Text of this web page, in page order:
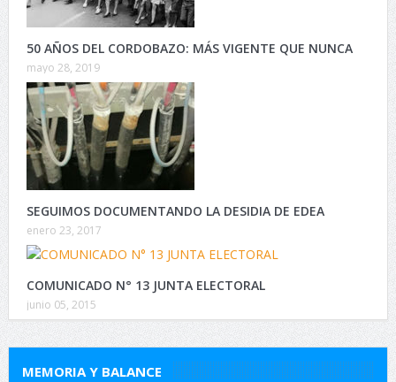
50 AÑOS DEL CORDOBAZO: MÁS VIGENTE QUE NUNCA
mayo 28, 2019
SEGUIMOS DOCUMENTANDO LA DESIDIA DE EDEA
enero 23, 2017
COMUNICADO N° 13 JUNTA ELECTORAL
junio 05, 2015
MEMORIA Y BALANCE